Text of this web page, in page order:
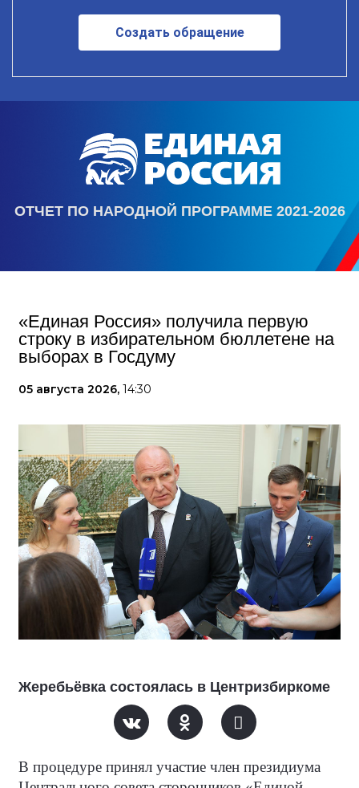
Создать обращение
ОТЧЕТ ПО НАРОДНОЙ ПРОГРАММЕ 2021-2026
«Единая Россия» получила первую
строку в избирательном бюллетене на
выборах в Госдуму
05 августа 2026, 14:30
Жеребьёвка состоялась в Центризбиркоме
В процедуре принял участие член президиума